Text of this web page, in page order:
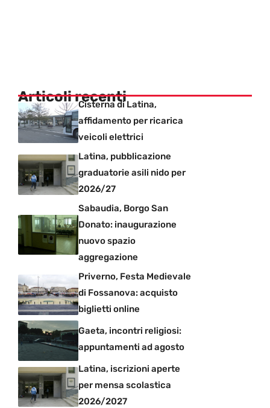
Articoli recenti
Cisterna di Latina,
affidamento per ricarica
veicoli elettrici
Latina, pubblicazione
graduatorie asili nido per
2026/27
Sabaudia, Borgo San
Donato: inaugurazione
nuovo spazio
aggregazione
Priverno, Festa Medievale
di Fossanova: acquisto
biglietti online
Gaeta, incontri religiosi:
appuntamenti ad agosto
Latina, iscrizioni aperte
per mensa scolastica
2026/2027